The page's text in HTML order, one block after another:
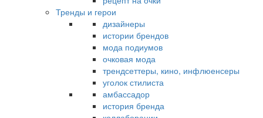
Тренды и герои
дизайнеры
истории брендов
мода подиумов
очковая мода
трендсеттеры, кино, инфлюенсеры
уголок стилиста
амбассадор
история бренда